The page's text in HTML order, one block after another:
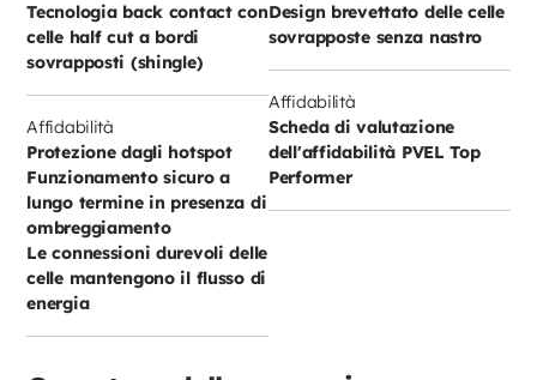
Tecnologia back contact con
celle half cut a bordi
sovrapposti (shingle)
Affidabilità
Protezione dagli hotspot
Funzionamento sicuro a
lungo termine in presenza di
ombreggiamento
Le connessioni durevoli delle
celle mantengono il flusso di
energia
Design brevettato delle celle
sovrapposte senza nastro
Affidabilità
Scheda di valutazione
dell'affidabilità PVEL Top
Performer